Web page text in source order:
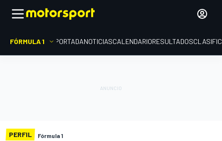
FÓRMULA 1 PORTADANOTICIASCALENDARIORESULTADOS
PERFIL Fórmula 1